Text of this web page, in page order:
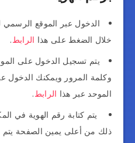
الدخول عبر الموقع
خلال الضغط على هذا الرابط.
يتم تسجيل الدخول على
وكلمة المرور ويمكنك الدخول
الموحد عبر هذا الرابط.
يتم كتابة رقم الهوية في
ذلك من أعلى يمين الصفحة